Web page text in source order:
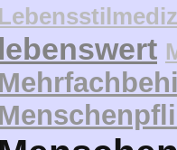
lebenswert